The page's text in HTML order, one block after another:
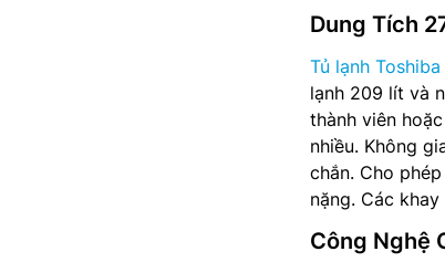
Dung Tích
Tủ lạnh Toshiba
lạnh 209 lít và
thành viên
nhiều. Không
chắn. Cho
nặng. Các
Công Nghệ